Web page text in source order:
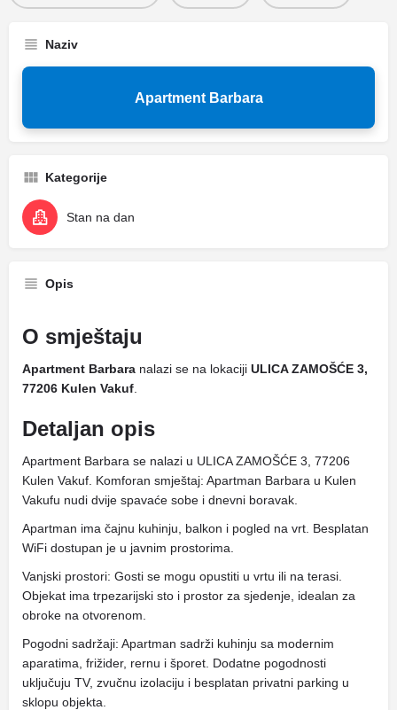
Naziv
Apartment Barbara
Kategorije
Stan na dan
Opis
O smještaju
Apartment Barbara nalazi se na lokaciji ULICA ZAMOŠĆE 3,
77206 Kulen Vakuf
Detaljan opis
Apartment Barbara se nalazi u ULICA ZAMOŠĆE 3, 77206
Kulen Vakuf. Komforan smještaj: Apartman Barbara u Kulen
Vakufu nudi dvije spavaće sobe i dnevni boravak.
Apartman ima čajnu kuhinju, balkon i pogled na vrt. Besplatan
WiFi dostupan je u javnim prostorima.
Vanjski prostori: Gosti se mogu opustiti u vrtu ili na terasi.
Objekat ima trpezarijski sto i prostor za sjedenje, idealan za
obroke na otvorenom.
Pogodni sadržaji: Apartman sadrži kuhinju sa modernim
aparatima, frižider, rernu i šporet. Dodatne pogodnosti
uključuju TV, zvučnu izolaciju i besplatan privatni parking u
sklopu objekta.